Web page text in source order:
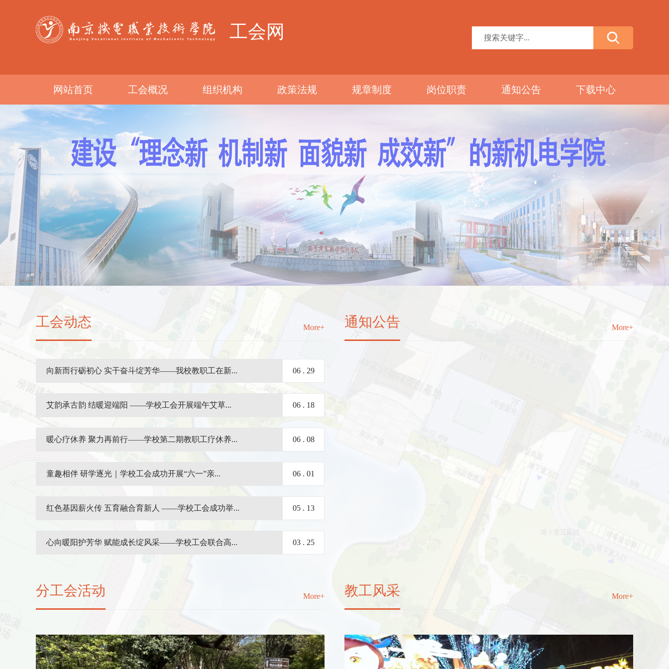
工会网
网站首页 工会概况 组织机构 政策法规 规章制度 岗位职责 通知公告 下载中心
工会动态 More+
向新而行砺初心 实干奋斗绽芳华——我校教职工在新... 06 . 29
艾韵承古韵 结暖迎端阳 ——学校工会开展端午艾草... 06 . 18
暖心疗休养 聚力再前行——学校第二期教职工疗休养... 06 . 08
童趣相伴 研学逐光｜学校工会成功开展“六一”亲... 06 . 01
红色基因薪火传 五育融合育新人 ——学校工会成功举... 05 . 13
心向暖阳护芳华 赋能成长绽风采——学校工会联合高... 03 . 25
通知公告 More+
分工会活动 More+ 教工风采 More+